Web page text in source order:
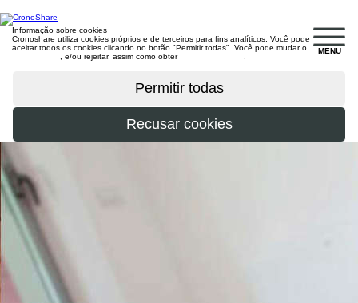
MENU
Informação sobre cookies
Cronoshare utiliza cookies próprios e de terceiros para fins analíticos. Você pode
aceitar todos os cookies clicando no botão "Permitir todas". Você pode mudar o
, e/ou rejeitar, assim como obter